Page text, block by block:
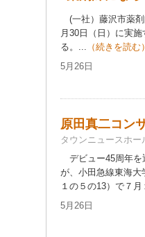
(一社）藤沢市薬剤
月30日（日）に実
る。... （続きを読む）
5月26日
原田真二コン
タウンニュースホー
デビュー45周年を
が、小田急線東海大
１の５の13）で７月
5月26日